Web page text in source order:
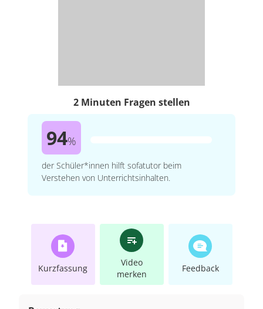
2 Minuten Fragen stellen
94%
der Schüler*innen hilft sofatutor beim
Verstehen von Unterrichtsinhalten.
Kurzfassung
Video
merken
Feedback